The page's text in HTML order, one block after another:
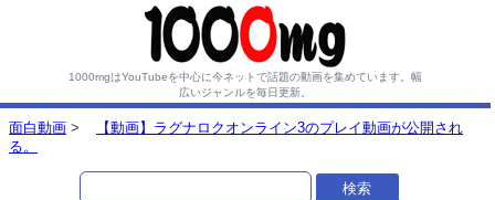
1000mgはYouTubeを中心に今ネットで話題の動画を集めています。 幅
広いジャンルを毎日更新。
面白動画 >
【動画】ラグナロクオンライン3のプレイ動画が公開され
る。